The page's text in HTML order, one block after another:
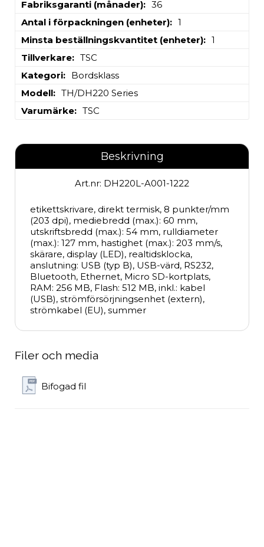
Fabriksgaranti (månader)
36
Antal i förpackningen (enheter)
1
Minsta beställningskvantitet (enheter)
1
Tillverkare
TSC
Kategori
Bordsklass
Modell
TH/DH220 Series
Varumärke
TSC
Beskrivning
Art.nr: DH220L-A001-1222
etikettskrivare, direkt termisk, 8 punkter/mm
(203 dpi), mediebredd (max.): 60 mm,
utskriftsbredd (max.): 54 mm, rulldiameter
(max.): 127 mm, hastighet (max.): 203 mm/s,
skärare, display (LED), realtidsklocka,
anslutning: USB (typ B), USB-värd, RS232,
Bluetooth, Ethernet, Micro SD-kortplats,
RAM: 256 MB, Flash: 512 MB, inkl.: kabel
(USB), strömförsörjningsenhet (extern),
strömkabel (EU), summer
Filer och media
Bifogad fil